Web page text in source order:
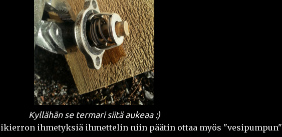
Kyllähän se termari siitä aukeaa :)
ihmetyksiä ihmettelin niin päätin ottaa myös "vesipumpun"